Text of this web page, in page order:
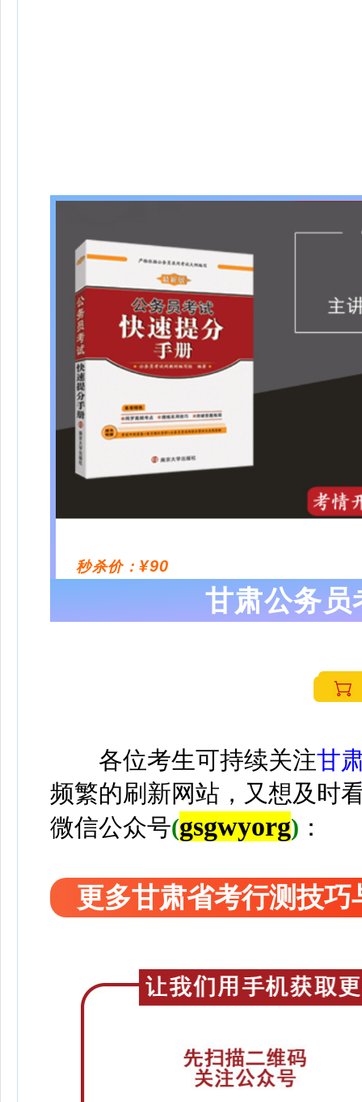
秒杀价： ¥90
甘肃公务员
各位考生可持续关注甘
频繁的刷新网站，又想及时
微信公众号(gsgwyorg) ：
更多甘肃省考行测技巧